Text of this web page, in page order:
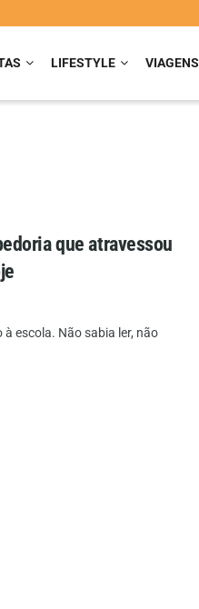
LIFESTYLE VIAGENS
que atravessou
escola. Não sabia ler, não